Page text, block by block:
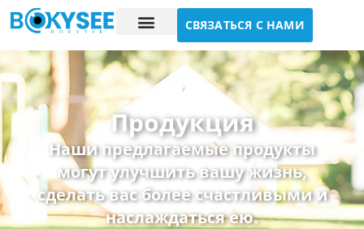
СВЯЗАТЬСЯ С НАМИ
Продукция
Наши предлагаемые продукты
могут улучшить вашу жизнь,
сделать вас более счастливыми и
наслаждаться ею.